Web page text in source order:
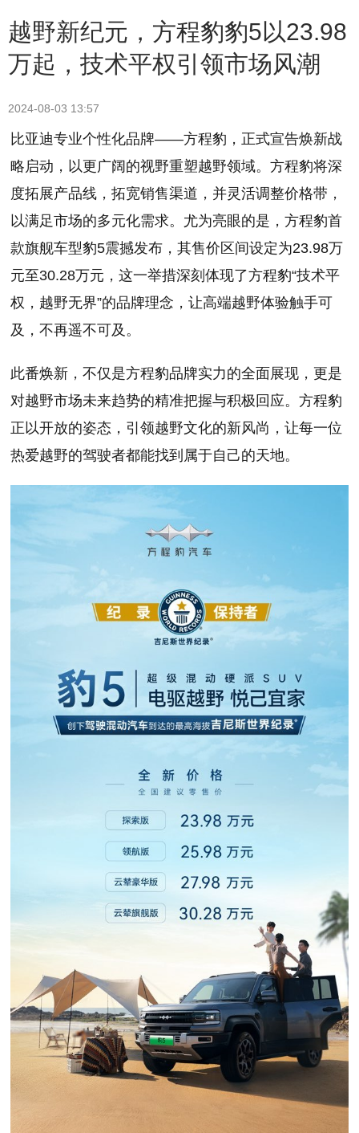
越野新纪元，方程豹豹5以23.98
万起，技术平权引领市场风潮
2024-08-03 13:57
比亚迪专业个性化品牌——方程豹，正式宣告焕新战
略启动，以更广阔的视野重塑越野领域。方程豹将深
度拓展产品线，拓宽销售渠道，并灵活调整价格带，
以满足市场的多元化需求。尤为亮眼的是，方程豹首
款旗舰车型豹5震撼发布，其售价区间设定为23.98万
元至30.28万元，这一举措深刻体现了方程豹“技术平
权，越野无界”的品牌理念，让高端越野体验触手可
及，不再遥不可及。
此番焕新，不仅是方程豹品牌实力的全面展现，更是
对越野市场未来趋势的精准把握与积极回应。方程豹
正以开放的姿态，引领越野文化的新风尚，让每一位
热爱越野的驾驶者都能找到属于自己的天地。